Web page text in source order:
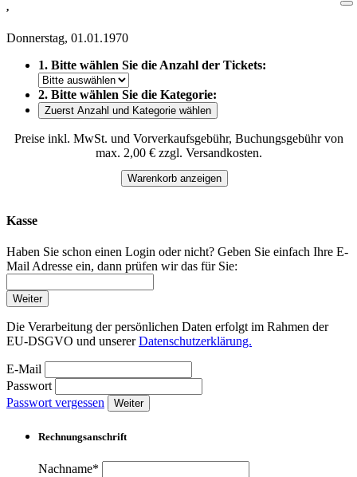
,
Donnerstag, 01.01.1970
1. Bitte wählen Sie die Anzahl der Tickets:
2. Bitte wählen Sie die Kategorie:
Zuerst Anzahl und Kategorie wählen
Preise inkl. MwSt. und Vorverkaufsgebühr, Buchungsgebühr von
max. 2,00 € zzgl. Versandkosten.
Warenkorb anzeigen
Kasse
Haben Sie schon einen Login oder nicht? Geben Sie einfach Ihre E-
Mail Adresse ein, dann prüfen wir das für Sie:
Weiter
Die Verarbeitung der persönlichen Daten erfolgt im Rahmen der
EU-DSGVO und unsererDatenschutzerklärung.
E-Mail
Passwort
Passwort vergessen
Weiter
Rechnungsanschrift
Nachname*